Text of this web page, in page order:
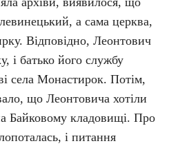
а сама церква,
Відповідно, Леонтович
і батько його службу
села Монастирок. Потім,
що Леонтовича хотіли
Байковому кладовищі. Про
і питання